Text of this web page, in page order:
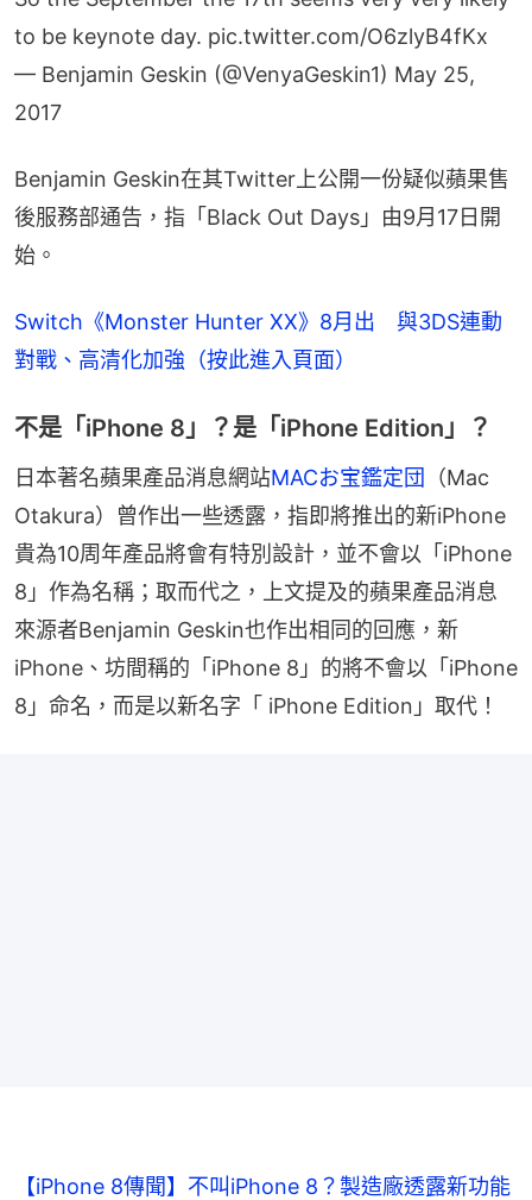
to be keynote day. pic.twitter.com/O6zlyB4fKx
— Benjamin Geskin (@VenyaGeskin1) May 25,
2017
Benjamin Geskin在其Twitter上公開一份疑似蘋果售
後服務部通告，指「Black Out Days」由9月17日開
始。
Switch《Monster Hunter XX》8月出　與3DS連動
對戰、高清化加強（按此進入頁面）
不是「iPhone 8」？是「iPhone Edition」？
日本著名蘋果產品消息網站MACお宝鑑定団 （Mac
Otakura）曾作出一些透露，指即將推出的新iPhone
貴為10周年產品將會有特別設計，並不會以「iPhone
8」作為名稱；取而代之，上文提及的蘋果產品消息
來源者Benjamin Geskin也作出相同的回應，新
iPhone、坊間稱的「iPhone 8」的將不會以「iPhone
8」命名，而是以新名字「 iPhone Edition」取代！
【iPhone 8傳聞】不叫iPhone 8？製造廠透露新功能